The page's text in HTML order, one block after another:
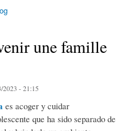
une famille
2023 - 21:15
es acoger y cuidar
que ha sido separado de